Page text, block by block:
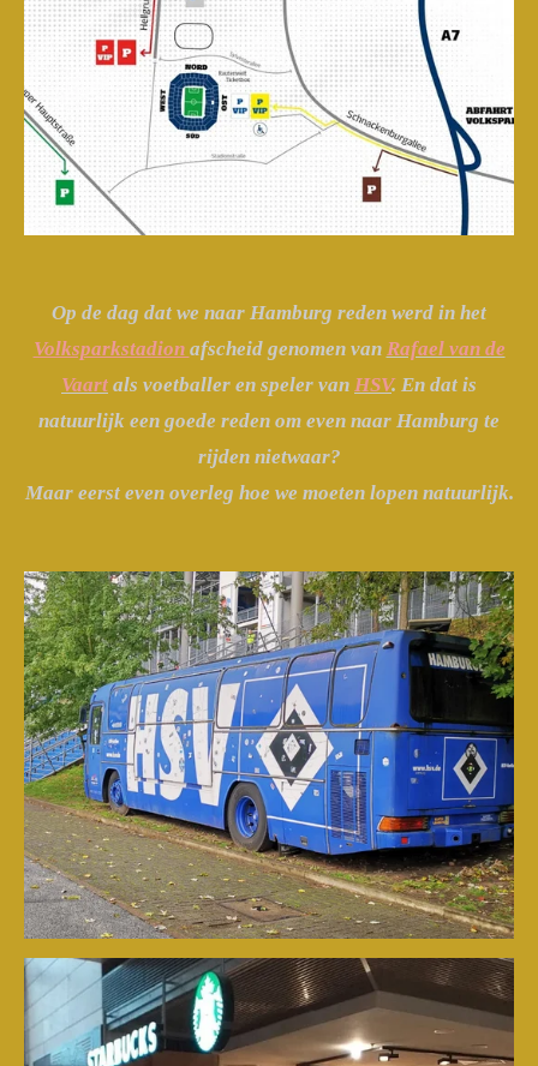
Op de dag dat we naar Hamburg reden werd in het
Volksparkstadion afscheid genomen van Rafael van de
Vaart als voetballer en speler van HSV. En dat is
natuurlijk een goede reden om even naar Hamburg te
rijden nietwaar?
Maar eerst even overleg hoe we moeten lopen natuurlijk.